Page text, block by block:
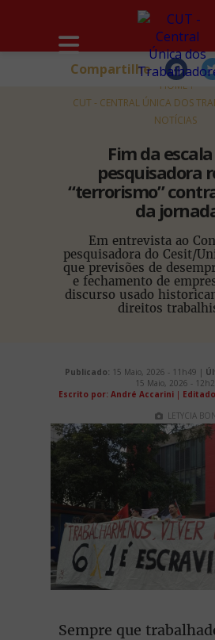
HOME
CUT - CENTRAL ÚNICA DOS
NOTÍCIAS
Fim da
pesquisadora
“terrorismo”
da
Em entrevista ao
pesquisadora do Cesit/
que previsões de
e fechamento de
discurso usado
direitos
Compartilhe
Publicado: 15 Maio, 2026 - 11h49 |
15 Maio, 2026 -
Escrito por: André Accarini |
LETYCIA
Sempre que